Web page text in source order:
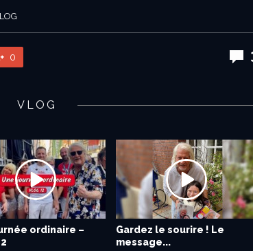
0
VLOG
ordinaire –
Gardez le sourire ! Le
message...
mon père ! –
Des amis et des rires ! –
Une journée...